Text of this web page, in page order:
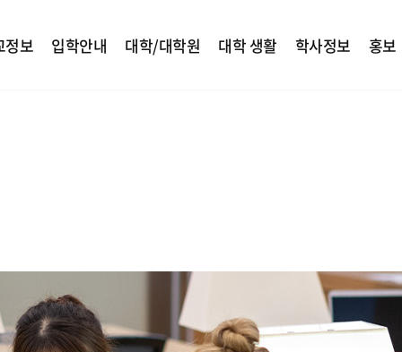
정보 입학안내 대학/대학원 대학 생활 학사정보 홍보